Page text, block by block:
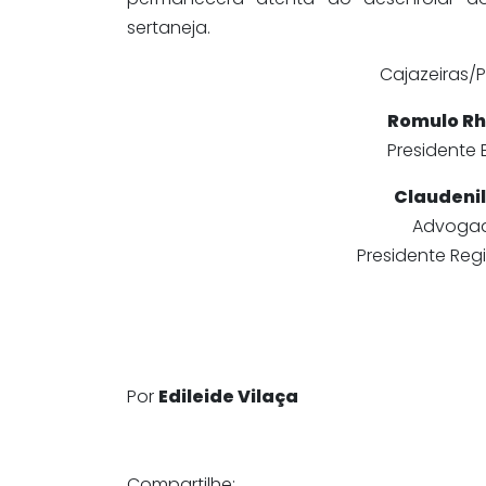
sertaneja.
Cajazeiras/
Romulo
Presidente
Presidente
Por Edileide Vilaça